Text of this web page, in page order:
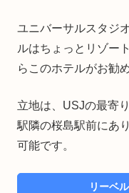
ユニバーサルスタジ
ルはちょっとリゾー
らこのホテルがお勧
立地は、USJの最寄
駅隣の桜島駅前にあ
可能です。
リーベ